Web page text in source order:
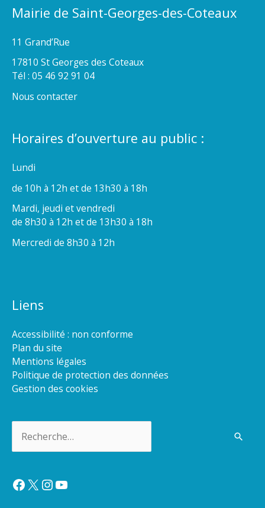
Mairie de Saint-Georges-des-Coteaux
11 Grand’Rue
17810 St Georges des Coteaux
Tél : 05 46 92 91 04
Nous contacter
Horaires d’ouverture au public :
Lundi
de 10h à 12h et de 13h30 à 18h
Mardi, jeudi et vendredi
de 8h30 à 12h et de 13h30 à 18h
Mercredi de 8h30 à 12h
Liens
Accessibilité : non conforme
Plan du site
Mentions légales
Politique de protection des données
Gestion des cookies
Facebook
X Instagram
YouTube